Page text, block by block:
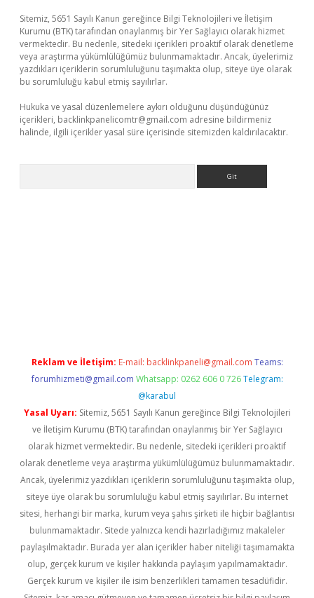
Sitemiz, 5651 Sayılı Kanun gereğince Bilgi Teknolojileri ve İletişim
Kurumu (BTK) tarafından onaylanmış bir Yer Sağlayıcı olarak hizmet
vermektedir. Bu nedenle, sitedeki içerikleri proaktif olarak denetleme
veya araştırma yükümlülüğümüz bulunmamaktadır. Ancak, üyelerimiz
yazdıkları içeriklerin sorumluluğunu taşımakta olup, siteye üye olarak
bu sorumluluğu kabul etmiş sayılırlar.
Hukuka ve yasal düzenlemelere aykırı olduğunu düşündüğünüz
içerikleri, backlinkpanelicomtr@gmail.com adresine bildirmeniz
halinde, ilgili içerikler yasal süre içerisinde sitemizden kaldırılacaktır.
Reklam ve İletişim: E-mail: backlinkpaneli@gmail.com Teams:
forumhizmeti@gmail.com Whatsapp: 0262 606 0 726 Telegram:
@karabul
Yasal Uyarı: Sitemiz, 5651 Sayılı Kanun gereğince Bilgi Teknolojileri
ve İletişim Kurumu (BTK) tarafından onaylanmış bir Yer Sağlayıcı
olarak hizmet vermektedir. Bu nedenle, sitedeki içerikleri proaktif
olarak denetleme veya araştırma yükümlülüğümüz bulunmamaktadır.
Ancak, üyelerimiz yazdıkları içeriklerin sorumluluğunu taşımakta olup,
siteye üye olarak bu sorumluluğu kabul etmiş sayılırlar. Bu internet
sitesi, herhangi bir marka, kurum veya şahıs şirketi ile hiçbir bağlantısı
bulunmamaktadır. Sitede yalnızca kendi hazırladığımız makaleler
paylaşılmaktadır. Burada yer alan içerikler haber niteliği taşımamakta
olup, gerçek kurum ve kişiler hakkında paylaşım yapılmamaktadır.
Gerçek kurum ve kişiler ile isim benzerlikleri tamamen tesadüfidir.